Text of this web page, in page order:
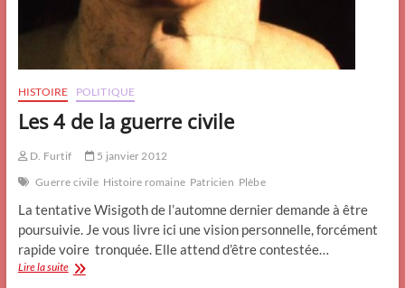
HISTOIRE POLITIQUE
Les 4 de la guerre civile
D. Furtif
5 janvier 2012
Guerre civile Histoire romaine Patricien Plèbe
La tentative Wisigoth de l’automne dernier demande à être
poursuivie. Je vous livre ici une vision personnelle, forcément
rapide voire tronquée. Elle attend d’être contestée…
Lire la suiteLes